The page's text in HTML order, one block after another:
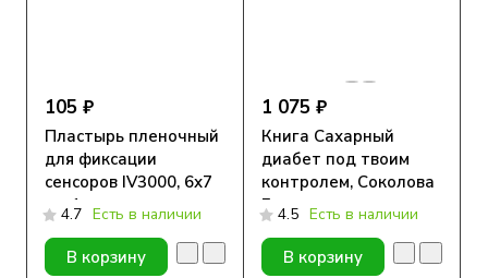
105 ₽
Пластырь пленочный
для фиксации
сенсоров IV3000, 6х7
см, 1 шт
4.7 Есть в наличии
В корзину
1 075 ₽
Книга Сахарный
диабет под твоим
контролем, Соколова
Е. 4.5 Есть в наличии
В корзину